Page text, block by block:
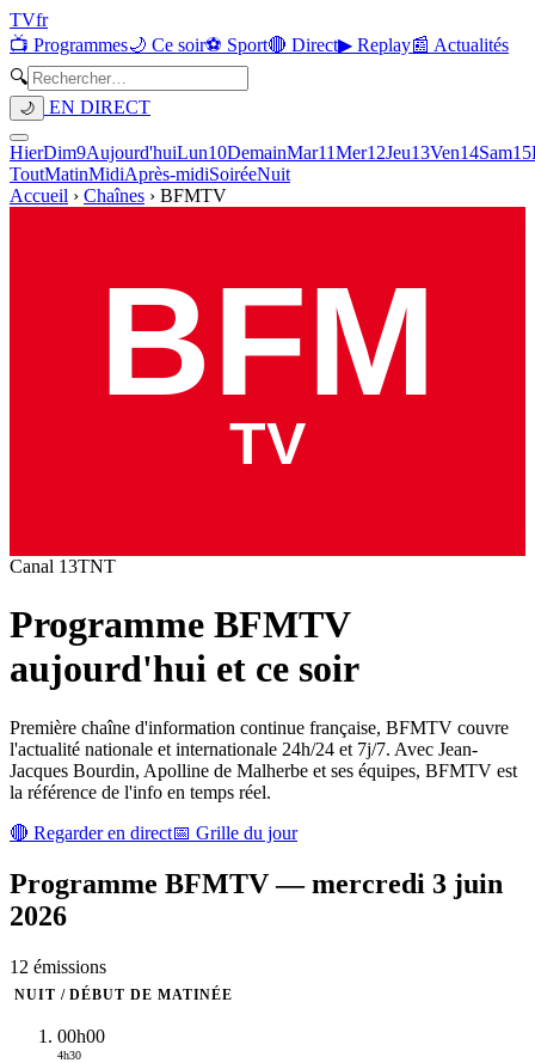
TVfr
📺 Programmes🌙 Ce soir⚽ Sport🔴 Direct▶ Replay📰 Actualités
🔍
🌙 EN DIRECT
HierDim9Aujourd'huiLun10DemainMar11Mer12Jeu13Ven14Sam15
ToutMatinMidiAprès-midiSoiréeNuit
Accueil › Chaînes › BFMTV
Canal 13TNT
Programme BFMTV
aujourd'hui et ce soir
Première chaîne d'information continue française, BFMTV couvre
l'actualité nationale et internationale 24h/24 et 7j/7. Avec Jean-
Jacques Bourdin, Apolline de Malherbe et ses équipes, BFMTV est
la référence de l'info en temps réel.
🔴 Regarder en direct📅 Grille du jour
Programme BFMTV—mercredi 3 juin
2026
12 émissions
NUIT / DÉBUT DE MATINÉE
00h00
4h30